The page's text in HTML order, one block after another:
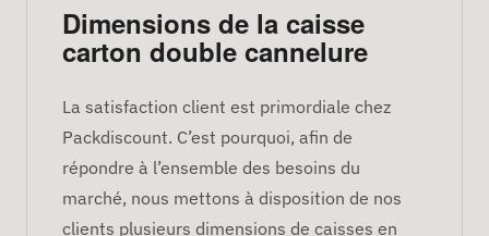
Dimensions de la caisse
carton double cannelure
La satisfaction client est primordiale chez
Packdiscount. C’est pourquoi, afin de
répondre à l’ensemble des besoins du
marché, nous mettons à disposition de nos
clients plusieurs dimensions de caisses en